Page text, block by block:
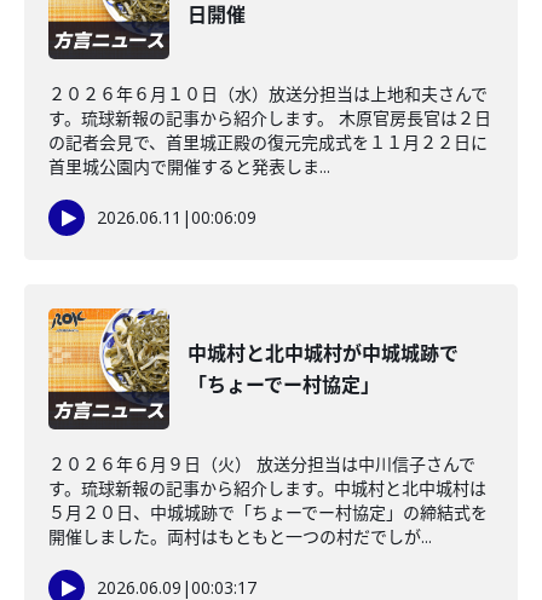
日開催
２０２６年６月１０日（水）放送分担当は上地和夫さんで
す。琉球新報の記事から紹介します。 木原官房長官は２日
の記者会見で、首里城正殿の復元完成式を１１月２２日に
首里城公園内で開催すると発表しま...
2026.06.11 |00:06:09
中城村と北中城村が中城城跡で
「ちょーでー村協定」
２０２６年６月９日（火） 放送分担当は中川信子さんで
す。琉球新報の記事から紹介します。中城村と北中城村は
５月２０日、中城城跡で「ちょーでー村協定」の締結式を
開催しました。両村はもともと一つの村だでしが...
2026.06.09 |00:03:17